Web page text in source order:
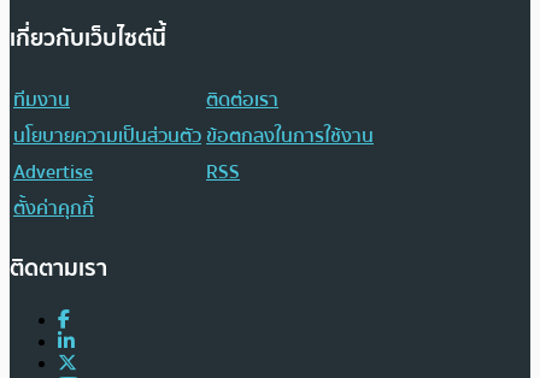
เกี่ยวกับเว็บไซต์นี้
ทีมงาน
ติดต่อเรา
นโยบายความเป็นส่วนตัวข้อตกลงในการใช้งาน
Advertise
RSS
ตั้งค่าคุกกี้
ติดตามเรา